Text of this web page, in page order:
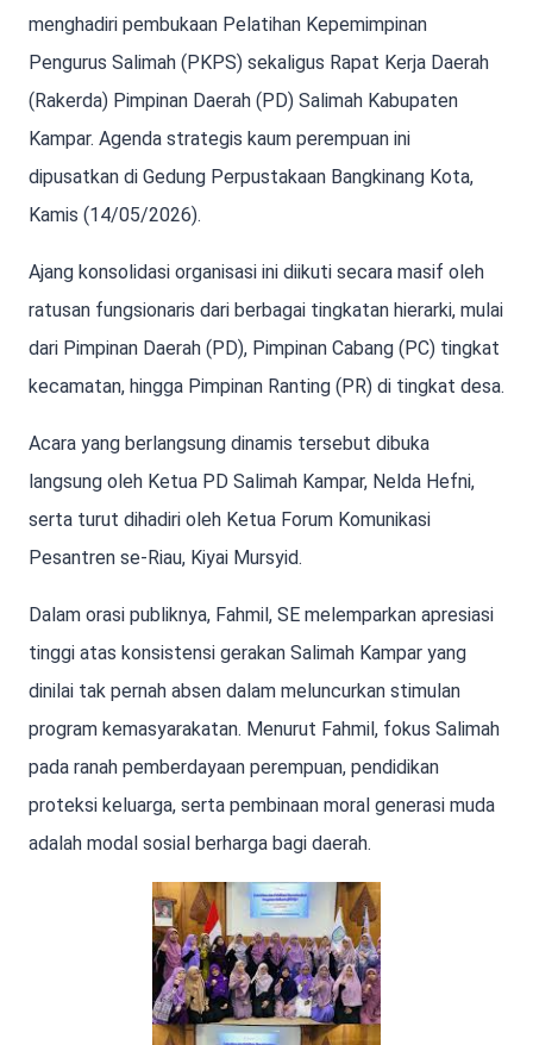
menghadiri pembukaan Pelatihan Kepemimpinan
Pengurus Salimah (PKPS) sekaligus Rapat Kerja Daerah
(Rakerda) Pimpinan Daerah (PD) Salimah Kabupaten
Kampar. Agenda strategis kaum perempuan ini
dipusatkan di Gedung Perpustakaan Bangkinang Kota,
Kamis (14/05/2026).
Ajang konsolidasi organisasi ini diikuti secara masif oleh
ratusan fungsionaris dari berbagai tingkatan hierarki, mulai
dari Pimpinan Daerah (PD), Pimpinan Cabang (PC) tingkat
kecamatan, hingga Pimpinan Ranting (PR) di tingkat desa.
Acara yang berlangsung dinamis tersebut dibuka
langsung oleh Ketua PD Salimah Kampar, Nelda Hefni,
serta turut dihadiri oleh Ketua Forum Komunikasi
Pesantren se-Riau, Kiyai Mursyid.
Dalam orasi publiknya, Fahmil, SE melemparkan apresiasi
tinggi atas konsistensi gerakan Salimah Kampar yang
dinilai tak pernah absen dalam meluncurkan stimulan
program kemasyarakatan. Menurut Fahmil, fokus Salimah
pada ranah pemberdayaan perempuan, pendidikan
proteksi keluarga, serta pembinaan moral generasi muda
adalah modal sosial berharga bagi daerah.